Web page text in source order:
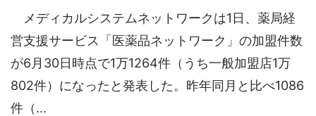
メディカルシステムネットワークは1日、薬局経
営支援サービス「医薬品ネットワーク」の加盟件数
が6月30日時点で1万1264件（うち一般加盟店1万
802件）になったと発表した。昨年同月と比べ1086
件（...